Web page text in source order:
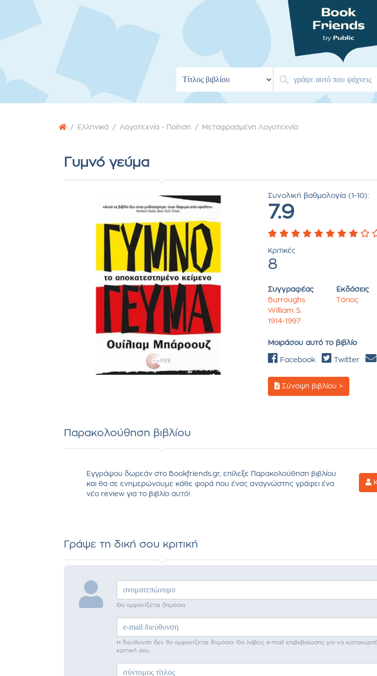
Ελληνικά Λογοτεχνία - Ποίηση Μεταφρασμένη Λογοτεχνία
Γυμνό γεύμα
Συνολική βαθμολογία (1-10):
7.9
Κριτικές
8
Συγγραφέας
Burroughs
William S.
1914-1997
Εκδόσεις
Τόπος
Μοιράσου αυτό το βιβλίο
Facebook Twitter
Σύνοψη βιβλίου >
Παρακολούθηση βιβλίου
Εγγράψου δωρεάν στο Bookfriends.gr, επίλεξε Παρακολούθηση βιβλίου
και θα σε ενημερώνουμε κάθε φορά που ένας αναγνώστης γράφει ένα
νέο review για το βιβλίο αυτό!
Γράψε τη δική σου κριτική
Θα εμφανίζεται δημόσια.
Η διεύθυνση δεν θα εμφανίζεται δημόσια. Θα λάβεις e-mail επιβεβαίωσης για να
κριτική σου.